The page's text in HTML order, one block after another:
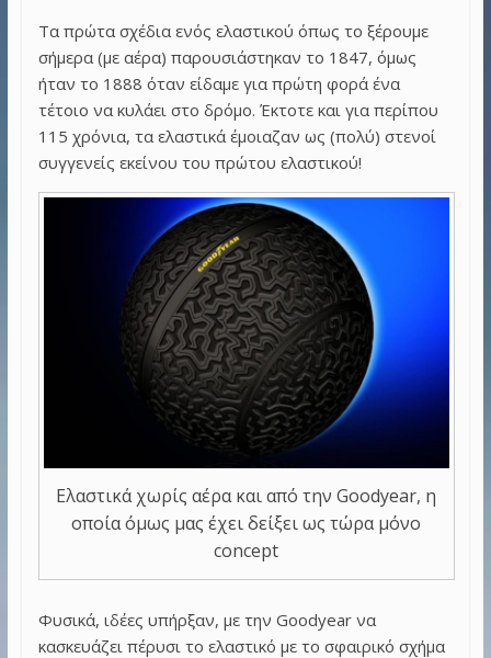
Τα πρώτα σχέδια ενός ελαστικού όπως το ξέρουμε
σήμερα (με αέρα) παρουσιάστηκαν το 1847, όμως
ήταν το 1888 όταν είδαμε για πρώτη φορά ένα
τέτοιο να κυλάει στο δρόμο. Έκτοτε και για περίπου
115 χρόνια, τα ελαστικά έμοιαζαν ως (πολύ) στενοί
συγγενείς εκείνου του πρώτου ελαστικού!
Ελαστικά χωρίς αέρα και από την Goodyear, η
οποία όμως μας έχει δείξει ως τώρα μόνο
concept
Φυσικά, ιδέες υπήρξαν, με την Goodyear να
κασκευάζει πέρυσι το ελαστικό με το σφαιρικό σχήμα